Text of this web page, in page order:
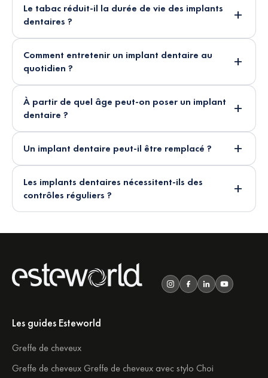
Le tabac réduit-il la durée de vie des implants
dentaires ?
Comment entretenir un implant dentaire au
quotidien ?
À partir de quel âge peut-on poser un implant
dentaire ?
Un implant dentaire peut-il être remplacé ?
Les implants dentaires nécessitent-ils des
contrôles réguliers ?
Les guides Esteworld
Greffe de cheveux
Greffe de cheveux Greffe de cheveux avec stylo Choi